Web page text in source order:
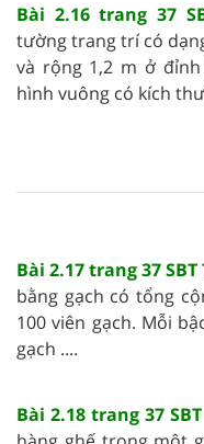
Bài 2.16 trang 37
tường trang trí có
và rộng 1,2 m ở đỉnh
hình vuông có kích
Bài 2.17 trang 37 SBT
bằng gạch có tổng
100 viên gạch. Mỗi
gạch ....
Bài 2.18 trang 37